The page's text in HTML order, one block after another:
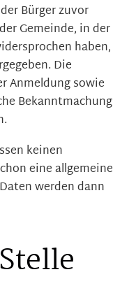
Bürger zuvor
Gemeinde, in der
haben,
Die
Anmeldung sowie
Bekanntmachung
keinen
eine allgemeine
werden dann